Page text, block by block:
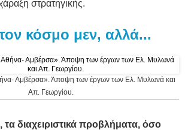
στρατηγικής.
κόσμο μεν, αλλά...
Αμβέρσα». Άποψη των έργων των Ελ. Μυλωνά και
Απ. Γεωργίου.
διαχειριστικά προβλήματα, όσο